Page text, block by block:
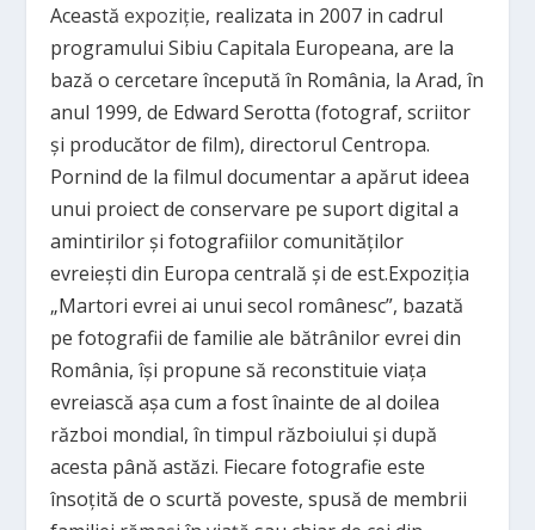
Aceastăexpoziţie, realizata in 2007 in cadrul
programului Sibiu Capitala Europeana, are la
bază o cercetare începută în România, la Arad, în
anul 1999, de Edward Serotta (fotograf, scriitor
şi producător de film), directorul Centropa.
Pornind de la filmul documentar a apărut ideea
unui proiect de conservare pe suport digital a
amintirilor şi fotografiilor comunităţilor
evreieşti din Europa centrală şi de est.Expoziţia
„Martori evrei ai unui secol românesc”, bazată
pe fotografii de familie ale bătrânilor evrei din
România, îşi propune să reconstituie viaţa
evreiască aşa cum a fost înainte de al doilea
război mondial, în timpul războiului şi după
acesta până astăzi. Fiecare fotografie este
însoţită de o scurtă poveste, spusă de membrii